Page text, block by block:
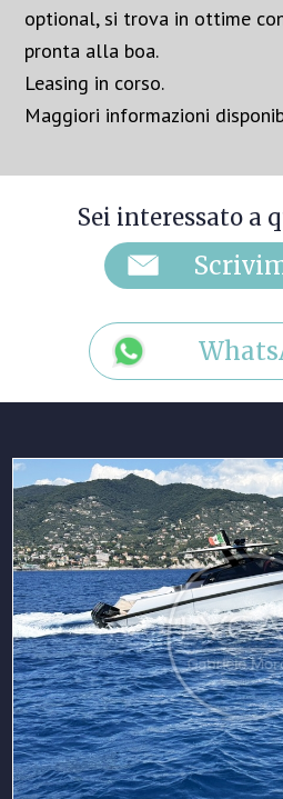
optional, si trova in ottime
pronta alla boa.
Leasing in corso.
Maggiori informazioni
Sei interessato a